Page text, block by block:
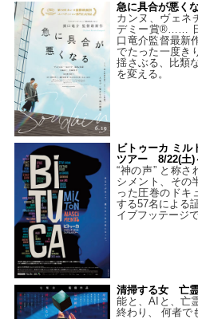
急に具合が悪く
カンヌ、ヴェネ
デミー賞®……
口竜介監督最新
でたった一度き
揺さぶる、比類
を変える。
ビトゥーカ ミル
ツアー 8/22(土)
“神の声” と称
シメント、その
った圧巻のドキ
する57名による
イブフッテージ
清掃する女 亡
能と、AIと、亡
終わり、 何者